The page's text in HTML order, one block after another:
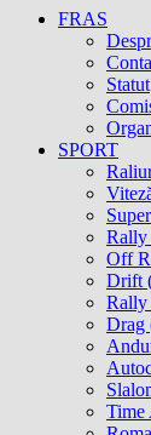
FRAS
Statut
SPORT
Rally
Off
Drift
Rally
Drag
Time